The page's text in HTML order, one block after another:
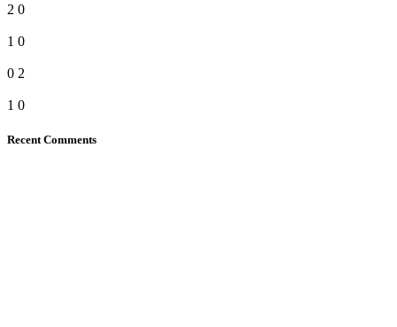
2 0
1 0
0 2
1 0
Recent Comments